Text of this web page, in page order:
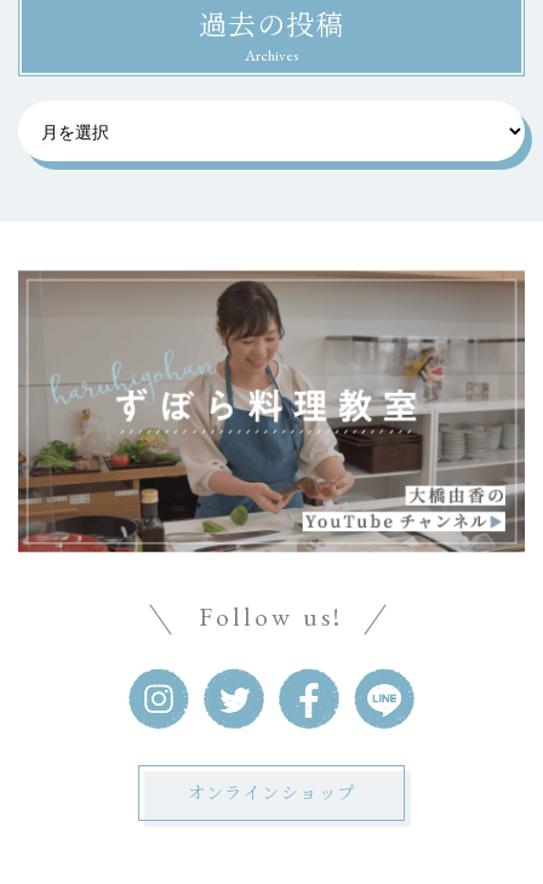
過去の投稿
Archives
Follow us!
オンラインショップ